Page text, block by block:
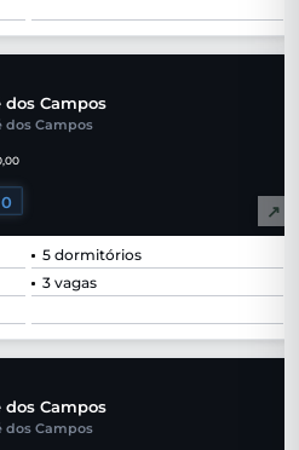
dos Campos
dos Campos
↗
5 dormitórios
3 vagas
dos Campos
dos Campos